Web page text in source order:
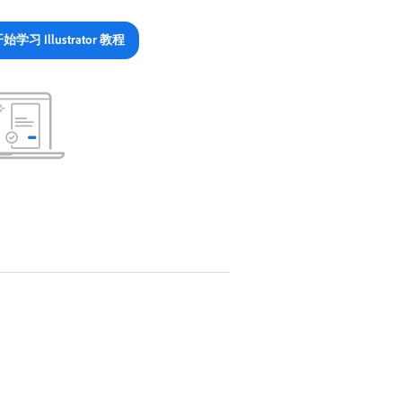
始学习 Illustrator 教程